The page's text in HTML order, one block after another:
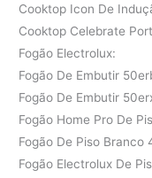
Cooktop Icon De
Cooktop Celebrate
Fogão Electrolux:
Fogão De Embutir
Fogão De Embutir
Fogão Home Pro De
Fogão De Piso Branco
Fogão Electrolux De